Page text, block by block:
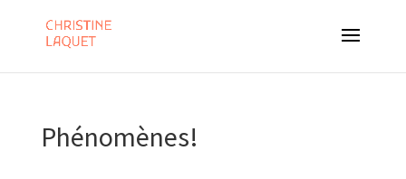
Phénomènes!